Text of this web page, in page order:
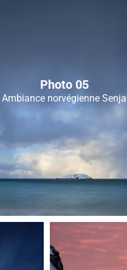
Photo 05
Ambiance norvégienne Senja